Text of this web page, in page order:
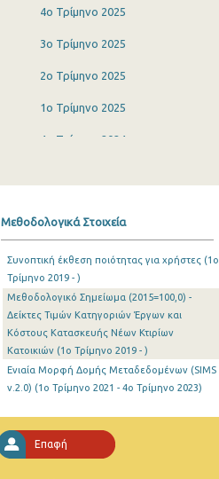
4o Τρίμηνο 2025
3o Τρίμηνο 2025
2o Τρίμηνο 2025
1o Τρίμηνο 2025
4o Τρίμηνο 2024
4o Τρίμηνο 2023
3o Τρίμηνο 2023
2o Τρίμηνο 2023
1o Τρίμηνο 2023
4o Τρίμηνο 2022
2o Τρίμηνο 2022
Μεθοδολογικά Στοιχεία
Συνοπτική έκθεση ποιότητας για χρήστες (1o
Τρίμηνο 2019 - )
Μεθοδολογικό Σημείωμα (2015=100,0) -
Δείκτες Τιμών Κατηγοριών Έργων και
Κόστους Κατασκευής Νέων Κτιρίων
Κατοικιών (1o Τρίμηνο 2019 - )
Ενιαία Μορφή Δομής Μεταδεδομένων (SIMS
v.2.0) (1o Τρίμηνο 2021 - 4o Τρίμηνο 2023)
Επαφή